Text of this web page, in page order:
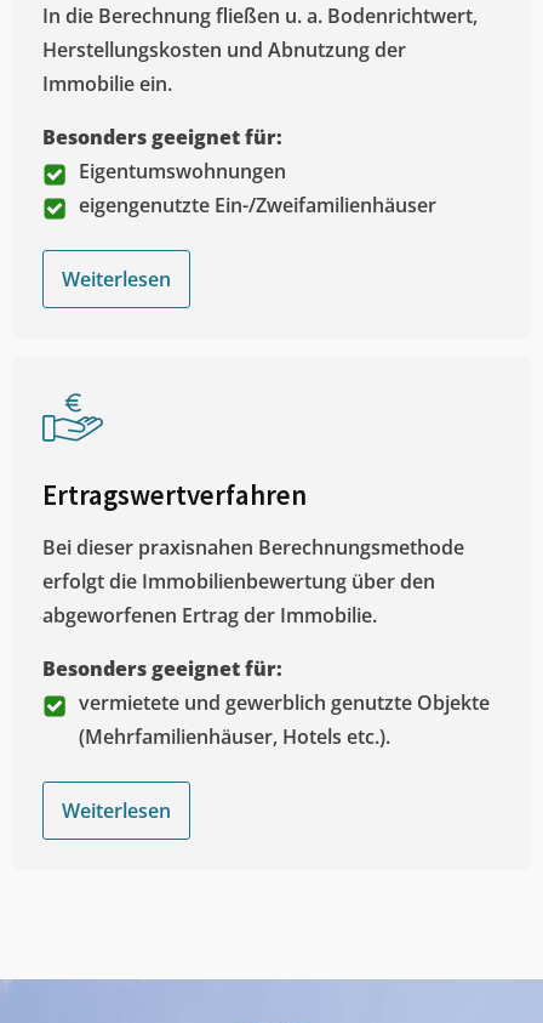
In die Berechnung fließen u. a. Bodenrichtwert,
Herstellungskosten und Abnutzung der
Immobilie ein.
Besonders geeignet für:
Eigentumswohnungen
eigengenutzte Ein-/Zweifamilienhäuser
Weiterlesen
Ertragswertverfahren
Bei dieser praxisnahen Berechnungsmethode
erfolgt die Immobilienbewertung über den
abgeworfenen Ertrag der Immobilie.
Besonders geeignet für:
vermietete und gewerblich genutzte Objekte
(Mehrfamilienhäuser, Hotels etc.).
Weiterlesen